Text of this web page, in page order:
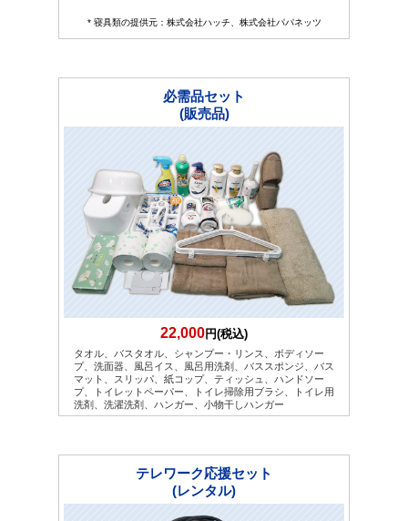
* 寝具類の提供元：株式会社ハッチ、株式会社パパネッツ
必需品セット
(販売品)
22,000円(税込)
タオル、バスタオル、シャンプー・リンス、ボディソー
プ、洗面器、風呂イス、風呂用洗剤、バススポンジ、バス
マット、スリッパ、紙コップ、ティッシュ、ハンドソー
プ、トイレットペーパー、トイレ掃除用ブラシ、トイレ用
洗剤、洗濯洗剤、ハンガー、小物干しハンガー
テレワーク応援セット
(レンタル)